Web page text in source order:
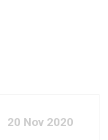
20 Nov 2020